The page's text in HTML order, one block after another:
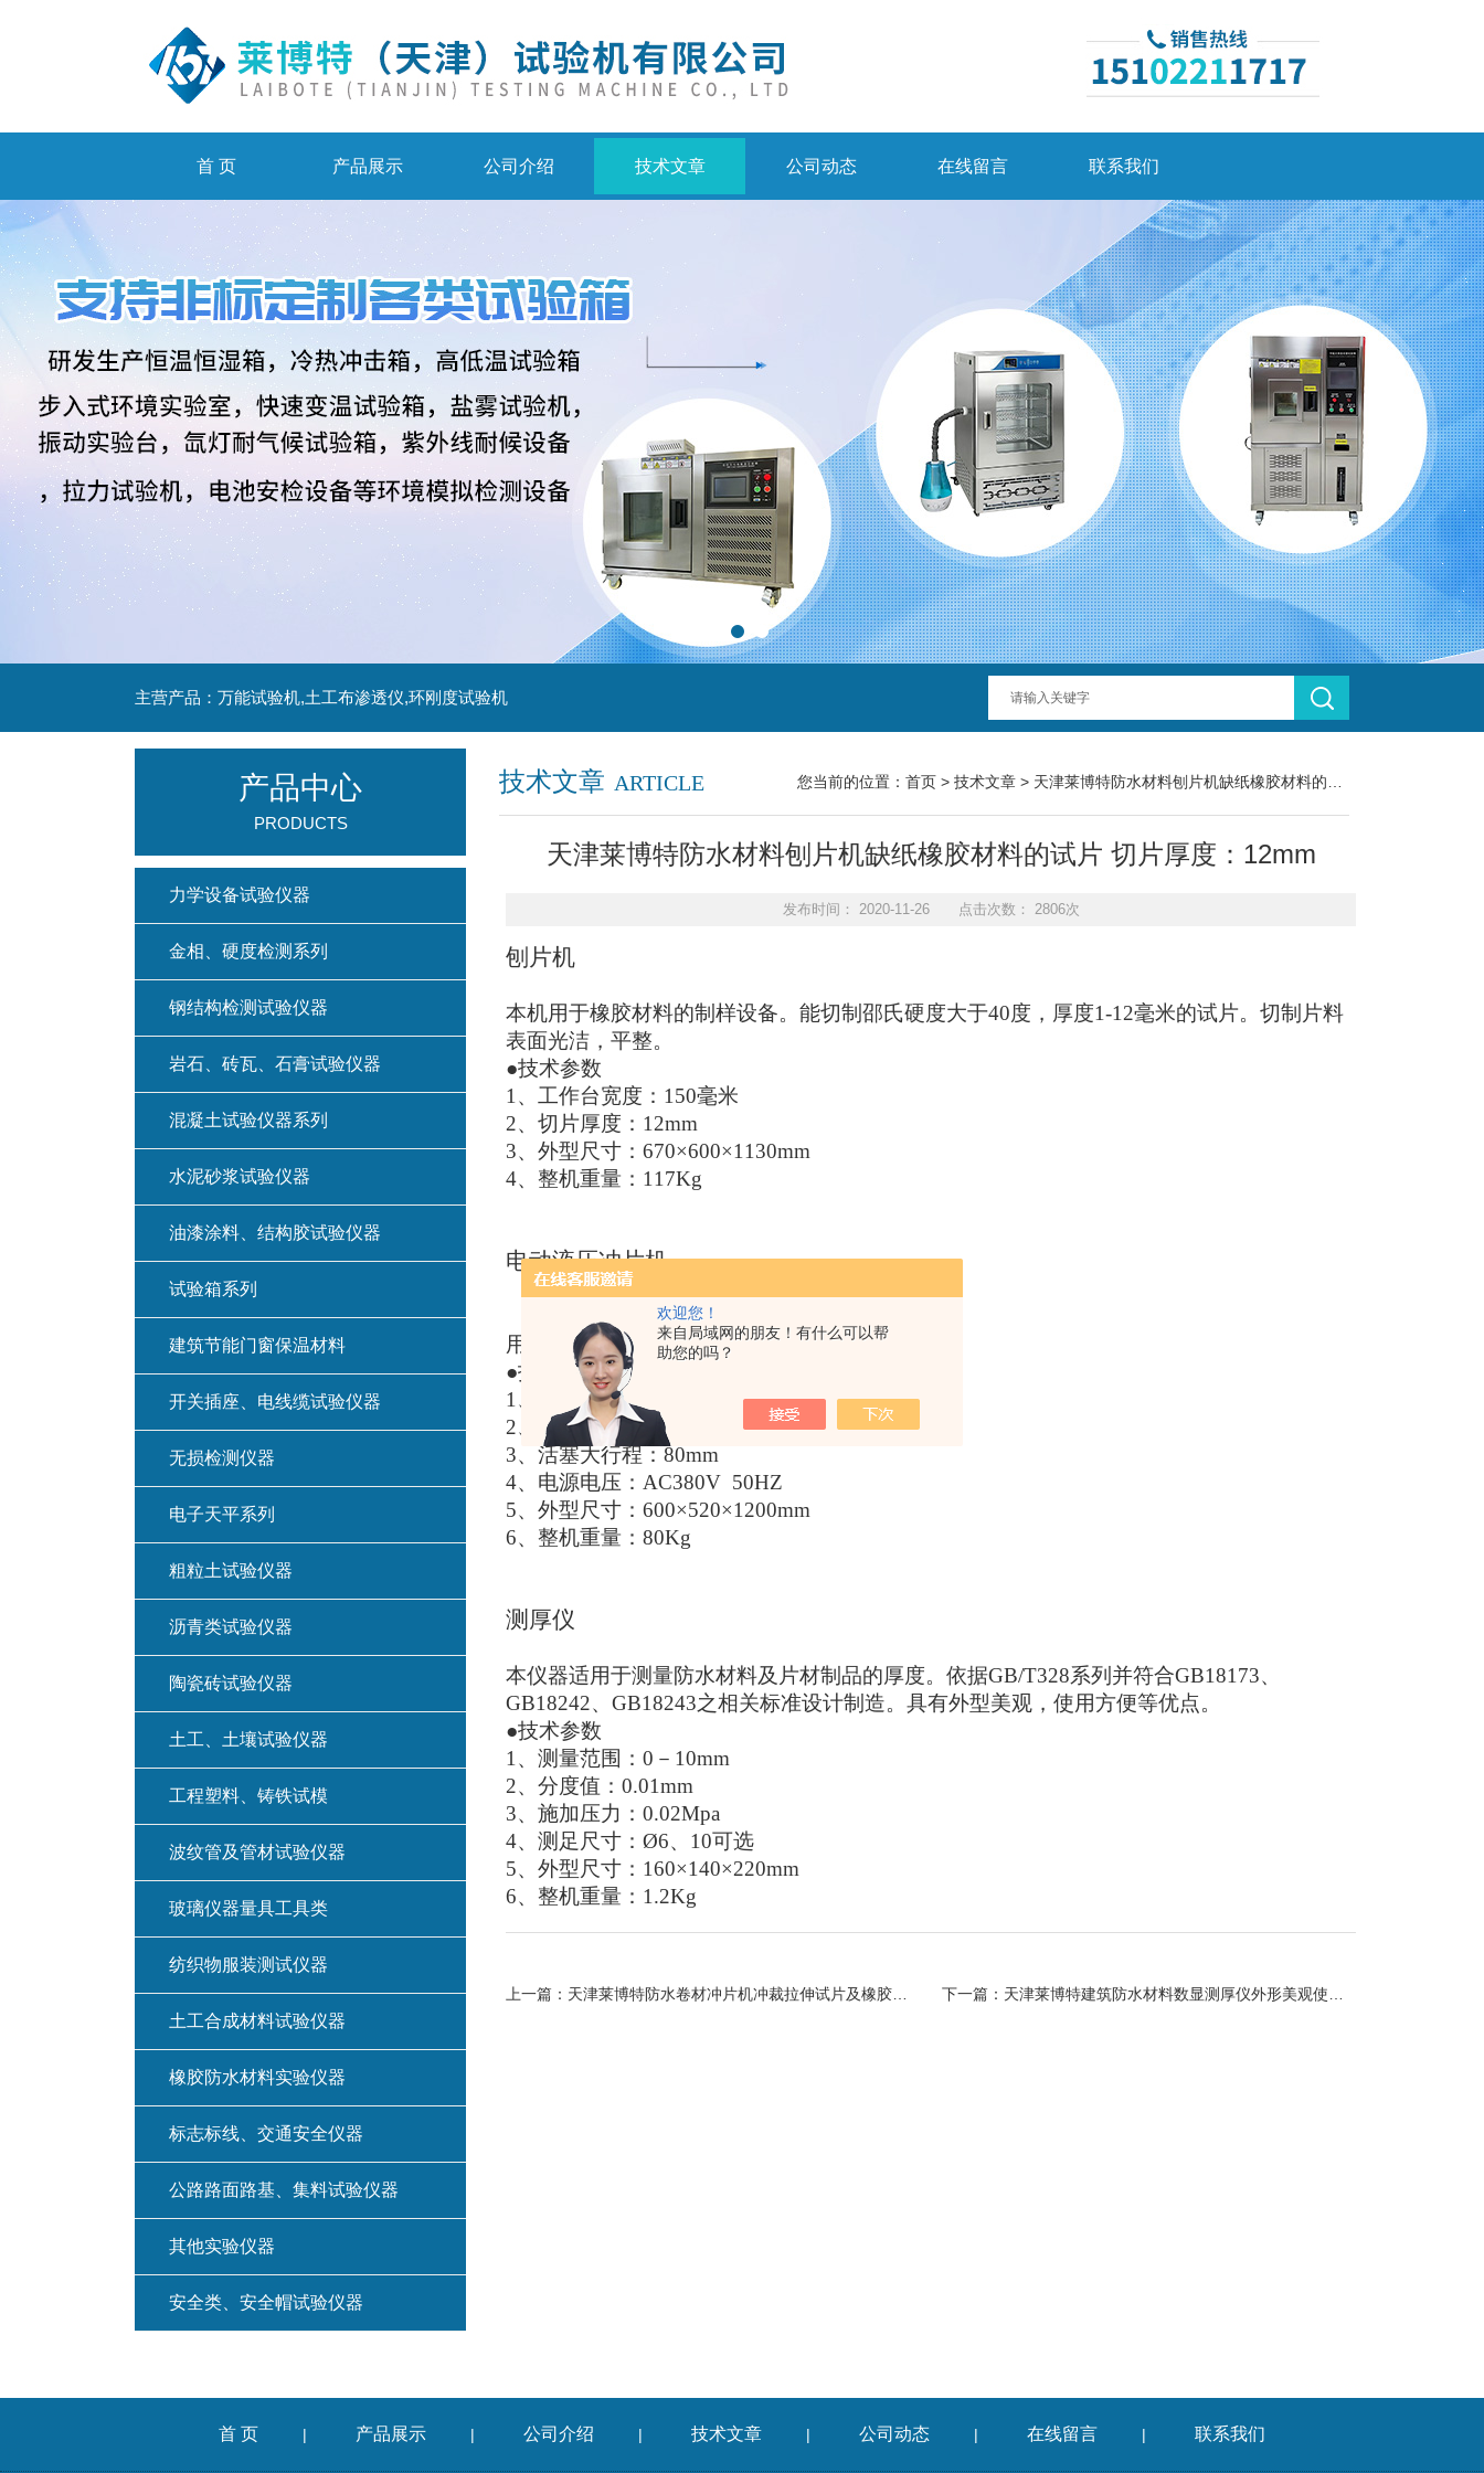
欢迎您！
来自局域网的朋友！有什么可以帮
助您的吗？
首 页 产品展示 公司介绍 技术文章 公司动态 在线留言 联系我们
主营产品：万能试验机,土工布渗透仪,环刚度试验机
技术文章 ARTICLE 您当前的位置： 首页 > 技术文章 > 天津莱博特防水材料刨片机缺纸橡胶材料的试片 切片厚度：12mm
天津莱博特防水材料刨片机缺纸橡胶材料的试片 切片厚度：12mm
发布时间： 2020-11-26 点击次数： 2806次
刨片机
本机用于橡胶材料的制样设备。能切制邵氏硬度大于40度，厚度1-12毫米的试片。切制片料
表面光洁，平整。
●技术参数
1 、工作台宽度：150毫米
2、切片厚度：12mm
3、外型尺寸：670×600×1130mm
4、整机重量：117Kg
电动液压冲片机
用于各种防水材料试样的取样，操作简便。
●技术参数
1 、大载荷：30KN
2、工作速度：20mm
3、活塞大行程：80mm
4、电源电压：AC380V 50HZ
5、外型尺寸：600×520×1200mm
6、整机重量：80Kg
测厚仪
本仪器适用于测量防水材料及片材制品的厚度。依据GB/T328系列并符合GB18173、
GB18242、GB18243之相关标准设计制造。具有外型美观，使用方便等优点。
●技术参数
1 、测量范围：0－10mm
2、分度值：0.01mm
3、施加压力：0.02Mpa
4、测足尺寸：Ø6、10可选
5、外型尺寸：160×140×220mm
6、整机重量：1.2Kg
下一篇： 天津莱博特建筑防水材料数显测厚仪外形美观使用方便
上一篇： 天津莱博特防水卷材冲片机冲裁拉伸试片及橡胶试样取材
产品中心
PRODUCTS
力学设备试验仪器
金相、硬度检测系列
钢结构检测试验仪器
岩石、砖瓦、石膏试验仪器
混凝土试验仪器系列
水泥砂浆试验仪器
油漆涂料、结构胶试验仪器
试验箱系列
建筑节能门窗保温材料
开关插座、电线缆试验仪器
无损检测仪器
电子天平系列
粗粒土试验仪器
沥青类试验仪器
陶瓷砖试验仪器
土工、土壤试验仪器
工程塑料、铸铁试模
波纹管及管材试验仪器
玻璃仪器量具工具类
纺织物服装测试仪器
土工合成材料试验仪器
橡胶防水材料实验仪器
标志标线、交通安全仪器
公路路面路基、集料试验仪器
其他实验仪器
安全类、安全帽试验仪器
首 页 | 产品展示 | 公司介绍 | 技术文章 | 公司动态 | 在线留言 | 联系我们